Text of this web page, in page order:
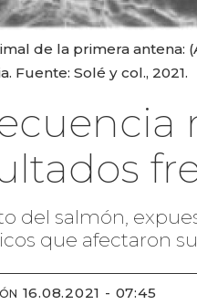
de la primera antena:
Fuente: Solé y col., 2021.
del salmón,
que afectaron
16.08.2021 - 07:45